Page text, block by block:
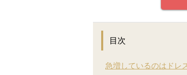
目次
急増しているのはドレ